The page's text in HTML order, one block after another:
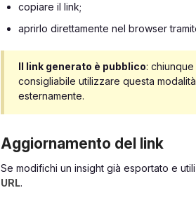
copiare il link;
aprirlo direttamente nel browser
Il link generato è pubblico:
consigliabile utilizzare questa
esternamente.
Aggiornamento del link
Se modifichi un insight già esportato e
URL.